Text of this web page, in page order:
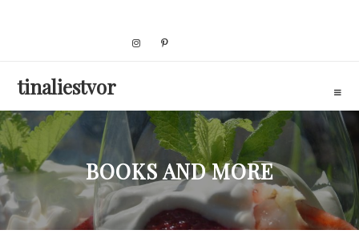
tinaliestvor
BOOKS AND MORE